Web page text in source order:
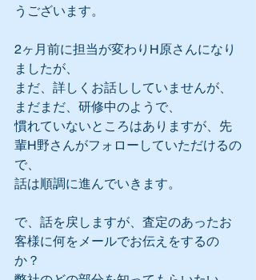
うございます。
2ヶ月前に担当が変わりH原さんになり
ましたが、
まだ、詳しくお話ししていませんが、
まだまだ、研修中のようで、
慣れていないところはありますが、先
輩H野さんがフォローしていただけるの
で、
話は順調に進んでいきます。
で、話を戻しますが、査定のあったお
客様に何をメールでお伝えをするの
か？